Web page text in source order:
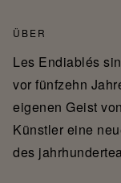
ÜBER
Les Endiablés
vor fünfzehn
eigenen Geist
Künstler eine
des